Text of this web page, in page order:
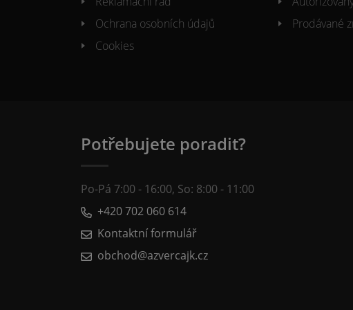
Ochrana osobních údajů
Cookies
Prodávané
Potřebujete poradit?
Po-Pá 7:00 - 16:00, So: 8:00 - 11:00
+420 702 060 614
Kontaktní formulář
obchod@azvercajk.cz